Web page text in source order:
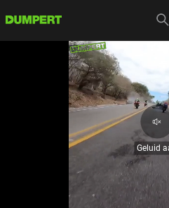
aan
Geluid
Geladen :
69.28%